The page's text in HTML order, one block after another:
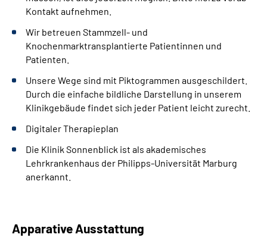
Kontakt aufnehmen.
Wir betreuen Stammzell- und
Knochenmarktransplantierte Patientinnen und
Patienten.
Unsere Wege sind mit Piktogrammen ausgeschildert.
Durch die einfache bildliche Darstellung in unserem
Klinikgebäude findet sich jeder Patient leicht zurecht.
Digitaler Therapieplan
Die Klinik Sonnenblick ist als akademisches
Lehrkrankenhaus der Philipps-Universität Marburg
anerkannt.
Apparative Ausstattung